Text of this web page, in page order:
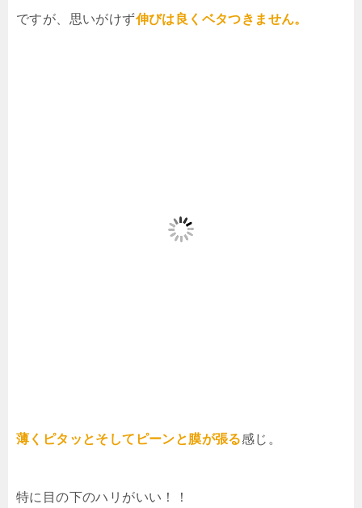
ですが、思いがけず伸びは良くベタつきません。
薄くピタッとそしてピーンと膜が張る感じ。
特に目の下のハリがいい！！